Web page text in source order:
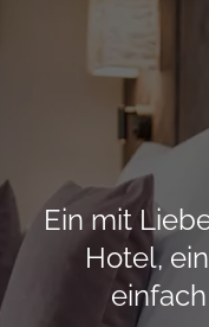
Ein mit
Hotel,